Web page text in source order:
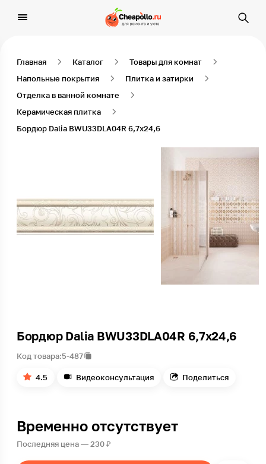
Главная Каталог
Товары для комнат
Напольные покрытия
Плитка и затирки
Отделка в ванной комнате
Керамическая плитка
Бордюр Dalia BWU33DLA04R 6,7х24,6
Бордюр Dalia BWU33DLA04R 6,7х24,6
Код товара:5-487
4.5 Видеоконсультация Поделиться
Временно отсутствует
Последняя цена — 230 ₽